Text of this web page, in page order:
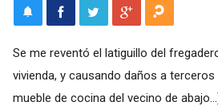
Se me reventó el latiguillo del
vivienda, y causando daños a
mueble de cocina del vecino de